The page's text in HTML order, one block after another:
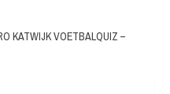
KATWIJK VOETBALQUIZ –